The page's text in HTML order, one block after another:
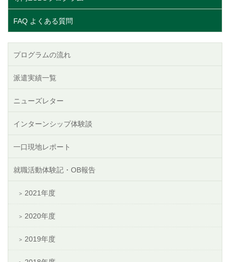
FAQ よくある質問
プログラムの流れ
派遣実績一覧
ニューズレター
インターンシップ体験談
一口現地レポート
就職活動体験記・OB報告
2021年度
2020年度
2019年度